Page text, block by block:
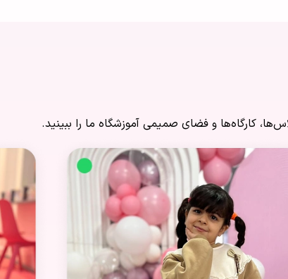
کارگاه‌ها و فضای صمیمی آموزشگاه ما را ببینید.